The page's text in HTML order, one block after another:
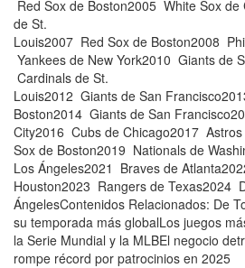
Red Sox de Boston2005 White Sox
de St.
Louis2007 Red Sox de Boston2008
Yankees de New York2010 Giants de
Cardinals de St.
Louis2012 Giants de San
Boston2014 Giants de San
City2016 Cubs de Chicago2017
Sox de Boston2019 Nationals de
Los Ángeles2021 Braves de
Houston2023 Rangers de Texas2024
ÁngelesContenidos Relacionados: De
su temporada más globalLos juegos
la Serie Mundial y la MLBEl negocio
rompe récord por patrocinios en 2025